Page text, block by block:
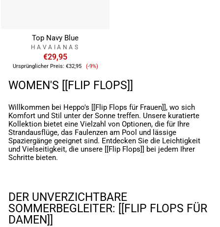
Top Navy Blue
HAVAIANAS
€29,95
Ursprünglicher Preis: €32,95 Verkaufspreis
(-9%)
WOMEN'S [[FLIP FLOPS]]
Willkommen bei Heppo's [[Flip Flops für Frauen]], wo sich
Komfort und Stil unter der Sonne treffen. Unsere kuratierte
Kollektion bietet eine Vielzahl von Optionen, die für Ihre
Strandausflüge, das Faulenzen am Pool und lässige
Spaziergänge geeignet sind. Entdecken Sie die Leichtigkeit
und Vielseitigkeit, die unsere [[Flip Flops]] bei jedem Ihrer
Schritte bieten.
DER UNVERZICHTBARE
SOMMERBEGLEITER: [[FLIP FLOPS FÜR
DAMEN]]